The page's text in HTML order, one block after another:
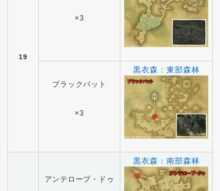
19
×3
ブラックバット
×3
黒衣森：東部森林
アンテロープ・ドゥ
黒衣森：南部森林